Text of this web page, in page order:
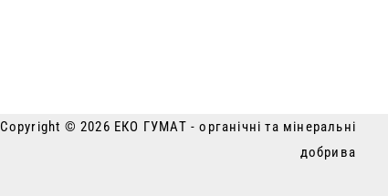
Copyright © 2026 ЕКО ГУМАТ - органічні та мінеральні
добрива